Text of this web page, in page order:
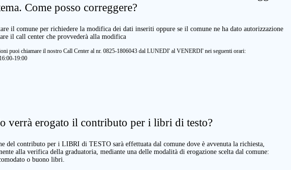
Come posso correggere?
il comune per richiedere la modifica dei dati inseriti oppure se il comune ne ha dato autorizzazione
il call center che provvederà alla modifica
puoi chiamare il nostro Call Center al nr. 0825-1806043 dal LUNEDI' al VENERDI' nei seguenti orari:
19:00
verrà erogato il contributo per i libri di testo?
del contributo per i LIBRI di TESTO sarà effettuata dal comune dove è avvenuta la richiesta,
alla verifica della graduatoria, mediante una delle modalità di erogazione scelta dal comune:
o buono libri.